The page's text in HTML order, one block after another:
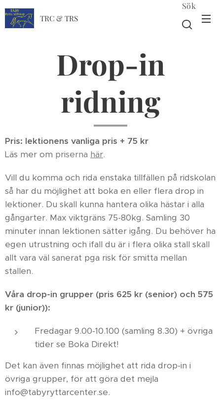
TRC & TRS
Sök
Drop-in
ridning
Pris: lektionens vanliga pris + 75 kr
Läs mer om priserna här.
Vill du komma och rida enstaka tillfällen på ridskolan
så har du möjlighet att boka en eller flera drop in
lektioner. Du skall kunna hantera olika hästar i alla
gångarter. Max viktgräns 75-80kg. Samling 30
minuter innan lektionen sätter igång. Du behöver ha
egen utrustning och ifall du är i flera olika stall skall
allt vara väl sanerat pga risk för smitta mellan
stallen.
Våra drop-in grupper (pris 625 kr (senior) och 575
kr (junior)):
Fredagar 9.00-10.100 (samling 8.30) + övriga
tider se Boka Direkt!
Det kan även finnas möjlighet att rida drop-in i
övriga grupper, för att göra det mejla
info@tabyryttarcenter.se.